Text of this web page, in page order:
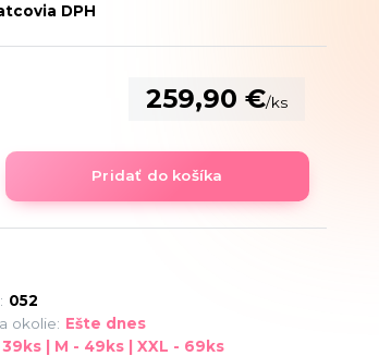
DPH
259,90 €/ks
Pridať do košíka
052
okolie: Ešte dnes
39ks | M - 49ks | XXL - 69ks